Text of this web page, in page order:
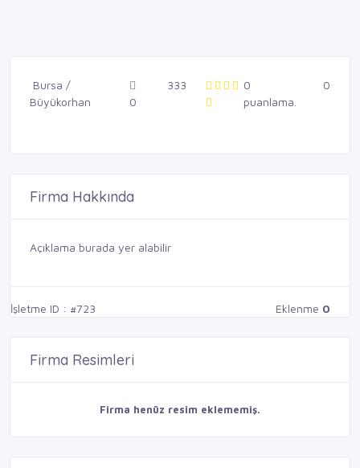
Bursa /
Büyükorhan
0
333
0
puanlama.
0
Firma Hakkında
Açıklama burada yer alabilir
İşletme ID : #723 Eklenme 0
Firma Resimleri
Firma henüz resim eklememiş.